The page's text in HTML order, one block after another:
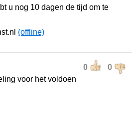
u nog 10 dagen de tijd om te
(offline)
0 0
voor het voldoen